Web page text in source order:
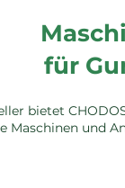
für
bietet
Maschinen und